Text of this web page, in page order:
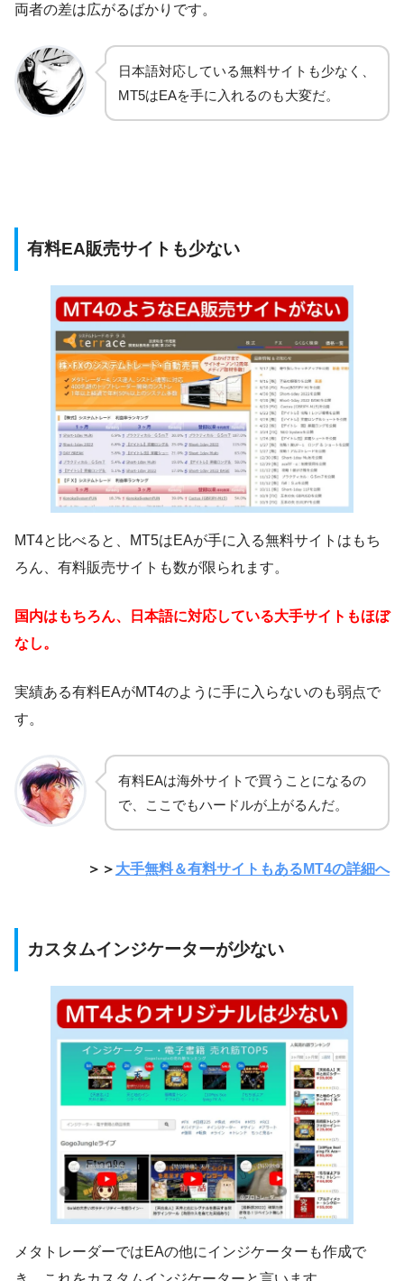
両者の差は広がるばかりです。
日本語対応している無料サイトも少なく、
MT5はEAを手に入れるのも大変だ。
有料EA販売サイトも少ない
MT4と比べると、MT5はEAが手に入る無料サイトはもち
ろん、有料販売サイトも数が限られます。
国内はもちろん、日本語に対応している大手サイトもほぼ
なし。
実績ある有料EAがMT4のように手に入らないのも弱点で
す。
有料EAは海外サイトで買うことになるの
で、ここでもハードルが上がるんだ。
＞＞ 大手無料＆有料サイトもあるMT4の詳細へ
カスタムインジケーターが少ない
メタトレーダーではEAの他にインジケーターも作成で